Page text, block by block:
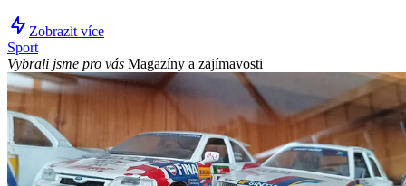
Zobrazit více
Sport
Vybrali jsme pro vás Magazíny a zajímavosti